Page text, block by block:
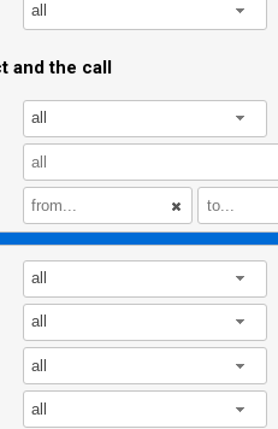
all
and the call
all
all
all
all
all